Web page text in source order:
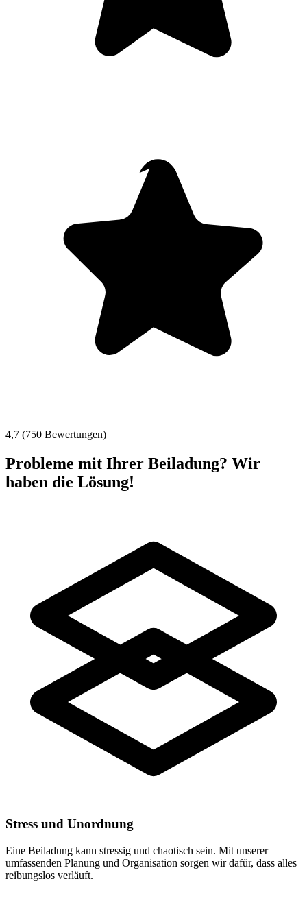
4,7 (750 Bewertungen)
Probleme mit Ihrer Beiladung? Wir
haben die Lösung!
Stress und Unordnung
Eine Beiladung kann stressig und chaotisch sein. Mit unserer
umfassenden Planung und Organisation sorgen wir dafür, dass alles
reibungslos verläuft.